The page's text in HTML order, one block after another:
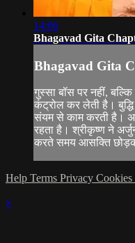
14:06
Bhagavad Gita
Bhagavad Gita
गुस्सा बॉस पर नहीं,
कंट्रोल कर लेती है।
संयम से काम करती है।
रहता है। श्रीकृष्ण ने अर्जुन
करते समय आसक्ति
Help Terms Privacy Cookies
×